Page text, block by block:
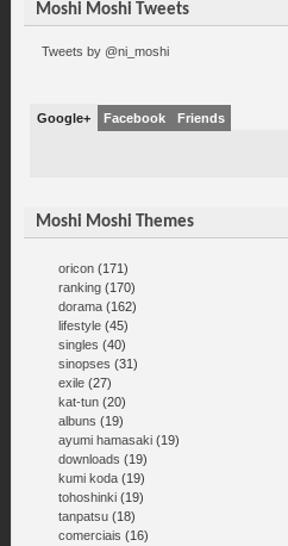
Moshi Moshi Tweets
Tweets by @ni_moshi
Google+ Facebook Friends
Moshi Moshi Themes
oricon (171)
ranking (170)
dorama (162)
lifestyle (45)
singles (40)
sinopses (31)
exile (27)
kat-tun (20)
albuns (19)
ayumi hamasaki (19)
downloads (19)
kumi koda (19)
tohoshinki (19)
tanpatsu (18)
comerciais (16)